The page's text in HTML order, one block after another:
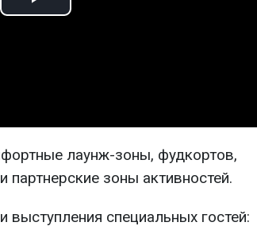
Play
лаунж-зоны, фудкортов,
партнерские зоны активностей.
специальных гостей: